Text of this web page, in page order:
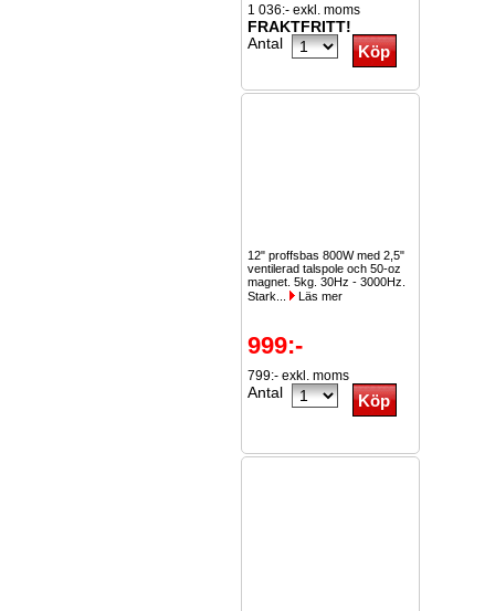
1 036:- exkl. moms
FRAKTFRITT!
Antal
12" proffsbas 800W med 2,5"
ventilerad talspole och 50-oz
magnet. 5kg. 30Hz - 3000Hz.
Stark...
Läs mer
999:-
799:- exkl. moms
Antal